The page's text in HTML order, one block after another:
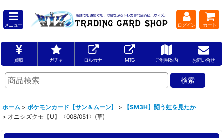
メニュー ログイン カート
買取 ガチャ ロルカナ MTG ご利用案内 お問い合せ
ホーム > ポケモンカード【サン＆ムーン】 >
【SM3H】闘う虹を見たか
> オニシズクモ【U】〈008/051〉(草)